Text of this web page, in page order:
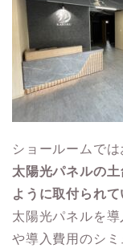
ショールームで
太陽光パネルの
ように取付られ
太陽光パネルを
や導入費用のシミ